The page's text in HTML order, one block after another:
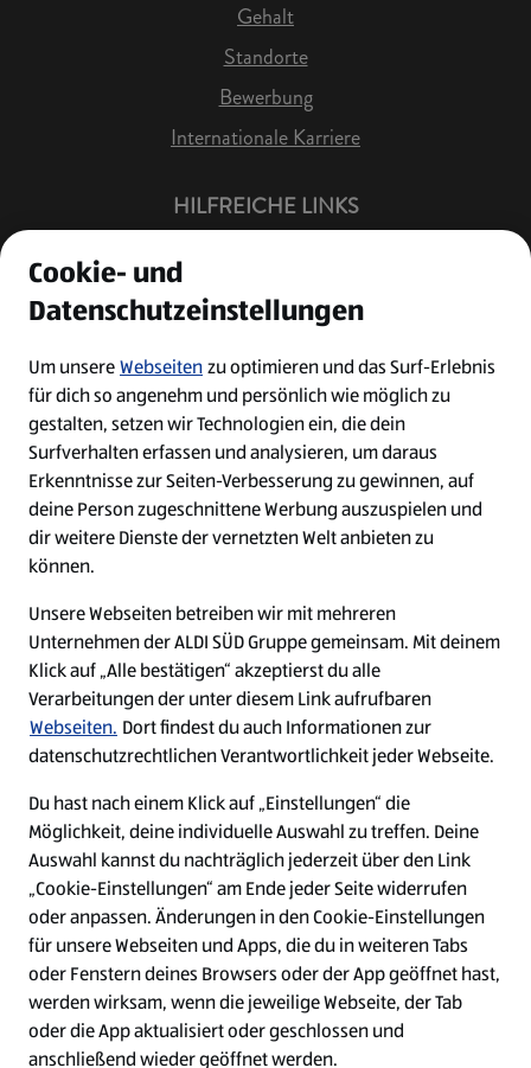
Gehalt
Standorte
Bewerbung
Internationale Karriere
HILFREICHE LINKS
Job Benachrichtigung
Bewerberkonto
Leichte Sprache
Kontakt
W
i
r
d
a
u
f
W
i
r
d
a
u
f
W
i
r
d
a
u
f
W
i
r
d
a
Cookie - Liste
Datenschutz
Cookie- und
Datenschutzeinstellungen
Um unsereWebseitenzu optimieren und das Surf-Erlebnis
für dich so angenehm und persönlich wie möglich zu
gestalten, setzen wir Technologien ein, die dein
Surfverhalten erfassen und analysieren, um daraus
Erkenntnisse zur Seiten-Verbesserung zu gewinnen, auf
deine Person zugeschnittene Werbung auszuspielen und
dir weitere Dienste der vernetzten Welt anbieten zu
können.
Unsere Webseiten betreiben wir mit mehreren
Unternehmen der ALDI SÜD Gruppe gemeinsam. Mit deinem
Klick auf „Alle bestätigen“ akzeptierst du alle
Verarbeitungen der unter diesem Link aufrufbaren
Webseiten. Dort findest du auch Informationen zur
datenschutzrechtlichen Verantwortlichkeit jeder Webseite.
Du hast nach einem Klick auf „Einstellungen“ die
Möglichkeit, deine individuelle Auswahl zu treffen. Deine
Auswahl kannst du nachträglich jederzeit über den Link
„Cookie-Einstellungen“ am Ende jeder Seite widerrufen
oder anpassen. Änderungen in den Cookie-Einstellungen
für unsere Webseiten und Apps, die du in weiteren Tabs
oder Fenstern deines Browsers oder der App geöffnet hast,
werden wirksam, wenn die jeweilige Webseite, der Tab
oder die App aktualisiert oder geschlossen und
anschließend wieder geöffnet werden.